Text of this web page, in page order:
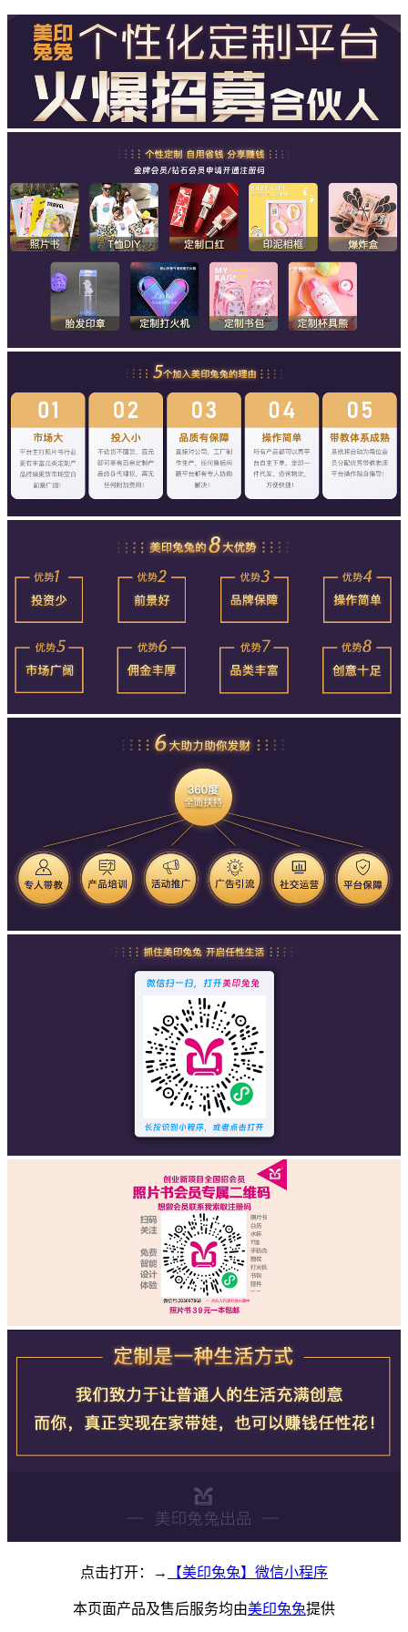
点击打开：→ 【美印兔兔】微信小程序
本页面产品及售后服务均由美印兔兔提供